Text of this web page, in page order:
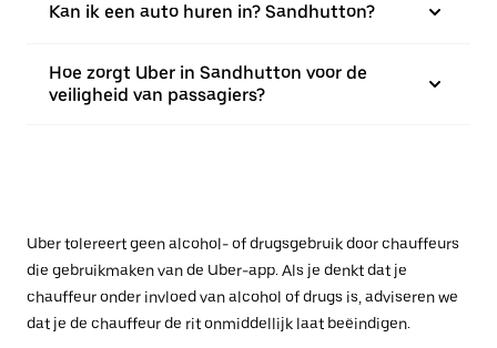
Kan ik een auto huren in? Sandhutton?
Hoe zorgt Uber in Sandhutton voor de
veiligheid van passagiers?
Uber tolereert geen alcohol- of drugsgebruik door chauffeurs
die gebruikmaken van de Uber-app. Als je denkt dat je
chauffeur onder invloed van alcohol of drugs is, adviseren we
dat je de chauffeur de rit onmiddellijk laat beëindigen.